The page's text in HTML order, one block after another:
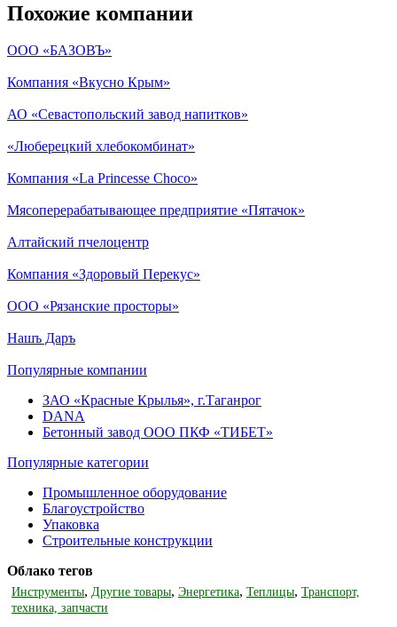
Похожие компании
ООО «БАЗОВЪ»
Компания «Вкусно Крым»
АО «Севастопольский завод напитков»
«Люберецкий хлебокомбинат»
Компания «La Princesse Choco»
Мясоперерабатывающее предприятие «Пятачок»
Алтайский пчелоцентр
Компания «Здоровый Перекус»
ООО «Рязанские просторы»
Нашъ Даръ
Популярные компании
ЗАО «Красные Крылья», г.Таганрог
DANA
Бетонный завод ООО ПКФ «ТИБЕТ»
Популярные категории
Промышленное оборудование
Благоустройство
Упаковка
Строительные конструкции
Облако тегов
Инструменты, Другие товары, Энергетика, Теплицы, Транспорт,
техника, запчасти